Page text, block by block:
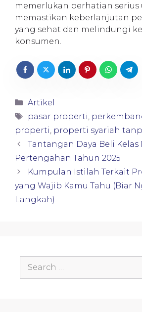
memerlukan perhatian
memastikan keberlanjutan
yang sehat dan melindungi
konsumen.
Categories
Artikel
Tags
pasar properti,
properti, properti syariah
Tantangan Daya Beli
Pertengahan Tahun 2025
Kumpulan Istilah Terkait
yang Wajib Kamu Tahu (Biar
Langkah)
for: